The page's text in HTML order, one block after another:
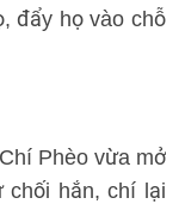
đẩy họ vào chỗ
Phèo vừa mở
chối hắn, chí lại